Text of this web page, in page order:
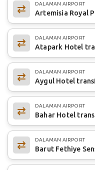
DALAMAN AIRPORT
Artemisia Royal
DALAMAN AIRPORT
Atapark Hotel
DALAMAN AIRPORT
Aygul Hotel
DALAMAN AIRPORT
Bahar Hotel
DALAMAN AIRPORT
Barut Fethiye